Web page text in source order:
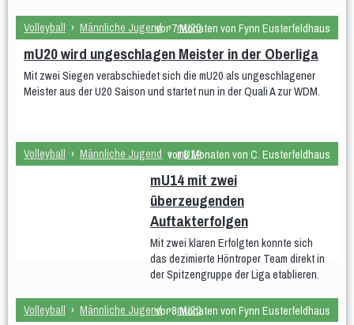
Volleyball › Männliche Jugend › mU20
vor 7 Monaten von Fynn Eusterfeldhaus
mU20 wird ungeschlagen Meister in der Oberliga
Mit zwei Siegen verabschiedet sich die mU20 als ungeschlagener
Meister aus der U20 Saison und startet nun in der Quali A zur WDM.
Volleyball › Männliche Jugend › mU14
vor 8 Monaten von C. Eusterfeldhaus
mU14 mit zwei
überzeugenden
Auftakterfolgen
Mit zwei klaren Erfolgten konnte sich
das dezimierte Höntroper Team direkt in
der Spitzengruppe der Liga etablieren.
Volleyball › Männliche Jugend › mU20
vor 8 Monaten von Fynn Eusterfeldhaus